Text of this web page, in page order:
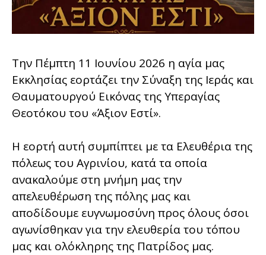
Την Πέμπτη 11 Ιουνίου 2026 η αγία μας
Εκκλησίας εορτάζει την Σύναξη της Ιεράς και
Θαυματουργού Εικόνας της Υπεραγίας
Θεοτόκου του «Άξιον Εστί».
Η εορτή αυτή συμπίπτει με τα Ελευθέρια της
πόλεως του Αγρινίου, κατά τα οποία
ανακαλούμε στη μνήμη μας την
απελευθέρωση της πόλης μας και
αποδίδουμε ευγνωμοσύνη προς όλους όσοι
αγωνίσθηκαν για την ελευθερία του τόπου
μας και ολόκληρης της Πατρίδος μας.